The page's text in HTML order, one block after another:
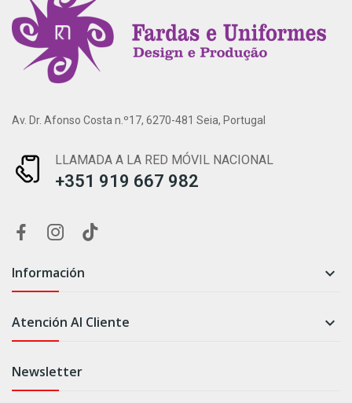
Av. Dr. Afonso Costa n.º17, 6270-481 Seia, Portugal
LLAMADA A LA RED MÓVIL NACIONAL
+351 919 667 982
Información 
Atención Al Cliente 
Newsletter